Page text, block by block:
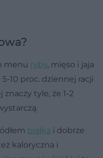
menu ryby, mięso i jaja
10 proc. dziennej racji
tyle, że 1-2
białka i dobrze
kaloryczna i